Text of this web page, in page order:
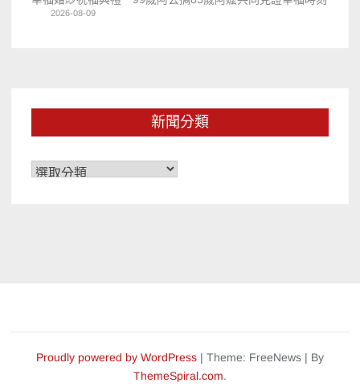
2026-08-09
新聞分類
新
Proudly powered by WordPress | Theme: FreeNews | By
ThemeSpiral.com.